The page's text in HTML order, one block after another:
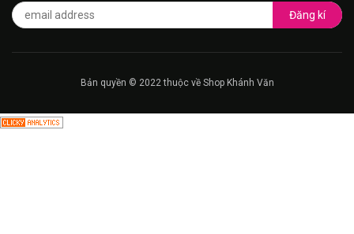
Đăng kí
Bản quyền © 2022 thuộc về Shop Khánh Văn